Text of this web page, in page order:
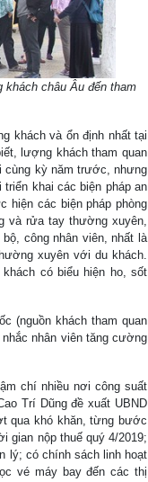
khách châu Âu đến tham
khách và ổn định nhất tại
lượng khách tham quan
cùng kỳ năm trước, nhưng
khai các biện pháp an
hiện các biện pháp phòng
và rửa tay thường xuyên,
công nhân viên, nhất là
xuyên với du khách.
có biểu hiện ho, sốt
(nguồn khách tham quan
nhân viên tăng cường
chí nhiều nơi công suất
Trí Dũng đề xuất UBND
qua khó khăn, từng bước
gian nộp thuế quý 4/2019;
lý; có chính sách linh hoạt
vé máy bay đến các thị